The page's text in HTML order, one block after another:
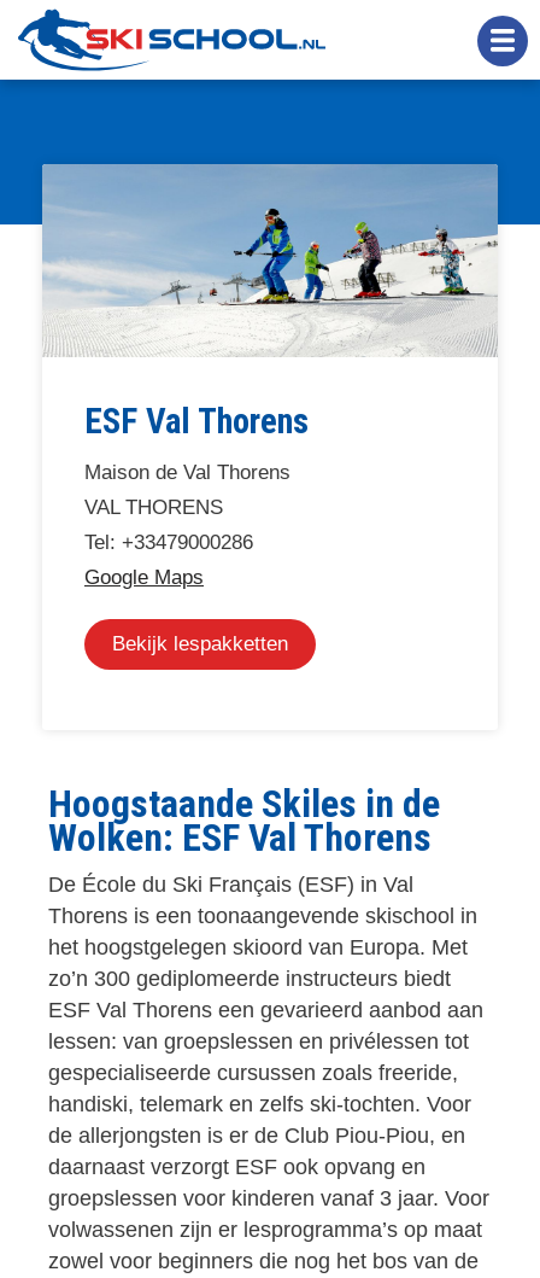
Overslaan
en
naar
de
ESF Val Thorens
Maison de Val Thorens
VAL THORENS
Tel: +33479000286
Google Maps
Bekijk lespakketten
Hoogstaande Skiles in de
Wolken: ESF Val Thorens
De École du Ski Français (ESF) in Val
Thorens is een toonaangevende skischool in
het hoogstgelegen skioord van Europa. Met
zo’n 300 gediplomeerde instructeurs biedt
ESF Val Thorens een gevarieerd aanbod aan
lessen: van groepslessen en privélessen tot
gespecialiseerde cursussen zoals freeride,
handiski, telemark en zelfs ski-tochten. Voor
de allerjongsten is er de Club Piou-Piou, en
daarnaast verzorgt ESF ook opvang en
groepslessen voor kinderen vanaf 3 jaar. Voor
volwassenen zijn er lesprogramma’s op maat
zowel voor beginners die nog het bos van de